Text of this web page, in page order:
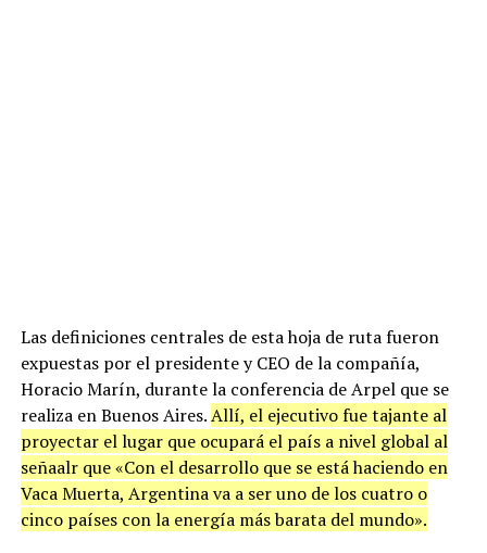
Las definiciones centrales de esta hoja de ruta fueron
expuestas por el presidente y CEO de la compañía,
Horacio Marín, durante la conferencia de Arpel que se
realiza en Buenos Aires.Allí, el ejecutivo fue tajante al
proyectar el lugar que ocupará el país a nivel global al
señaalr que «Con el desarrollo que se está haciendo en
Vaca Muerta, Argentina va a ser uno de los cuatro o
cinco países con la energía más barata del mundo».